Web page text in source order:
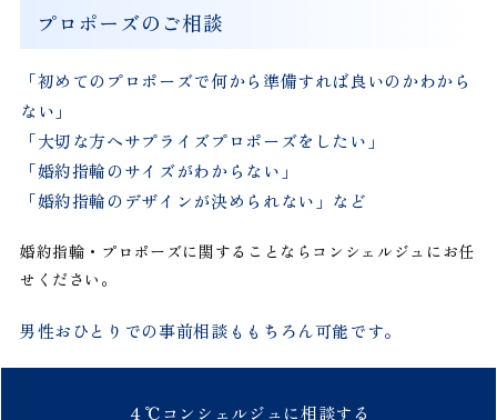
プロポーズのご相談
「初めてのプロポーズで何から準備すれば良いのかわから
ない」
「大切な方へサプライズプロポーズをしたい」
「婚約指輪のサイズがわからない」
「婚約指輪のデザインが決められない」など
婚約指輪・プロポーズに関することならコンシェルジュにお任
せください。
男性おひとりでの事前相談ももちろん可能です。
４℃コンシェルジュに相談する